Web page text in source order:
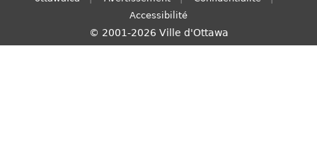
h
Accessibilité
© 2001-2026 Ville d'Ottawa